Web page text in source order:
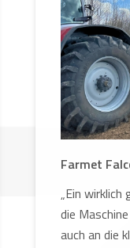
Farmet
„Ein
die
auch an die